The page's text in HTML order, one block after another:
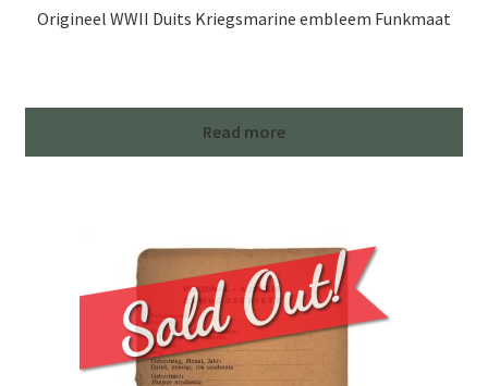
Origineel WWII Duits Kriegsmarine embleem Funkmaat
Read more